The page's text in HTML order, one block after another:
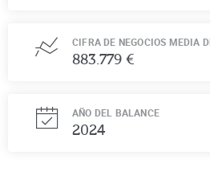
CIFRA DE NEGOCIOS MEDIA
883.779 €
AÑO DEL BALANCE
2024